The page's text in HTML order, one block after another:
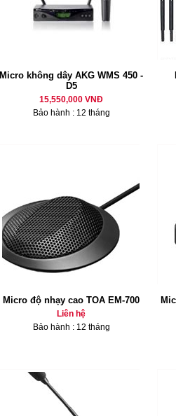
Micro không dây AKG WMS 450 -
D5
15,550,000 VNĐ
Bảo hành : 12 tháng
Micro độ nhạy cao TOA EM-700
Liên hệ
Bảo hành : 12 tháng